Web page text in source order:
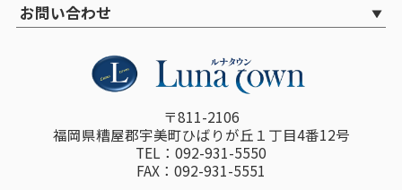
お問い合わせ
〒811-2106
福岡県糟屋郡宇美町ひばりが丘１丁目4番12号
TEL：092-931-5550
FAX：092-931-5551